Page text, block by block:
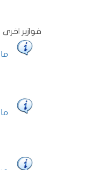
فوازير اخرى
ما